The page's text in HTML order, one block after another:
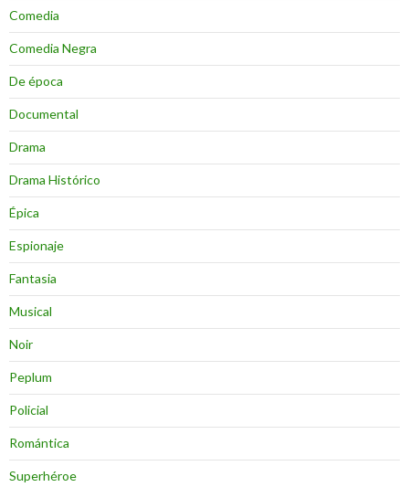
Comedia
Comedia Negra
De época
Documental
Drama
Drama Histórico
Épica
Espionaje
Fantasia
Musical
Noir
Peplum
Policial
Romántica
Superhéroe